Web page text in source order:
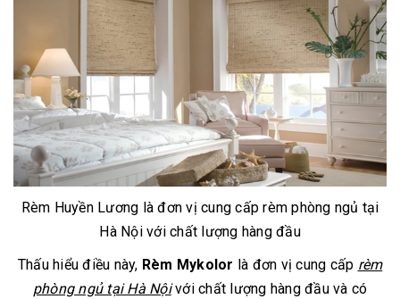
Rèm Huyền Lương là đơn vị cung cấp rèm phòng ngủ tại
Hà Nội với chất lượng hàng đầu
Thấu hiểu điều này, Rèm Mykolor là đơn vị cung cấp rèm
phòng ngủ tại Hà Nộivới chất lượng hàng đầu và có